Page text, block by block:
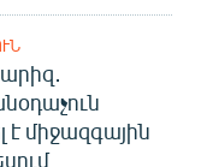
է միջազգային